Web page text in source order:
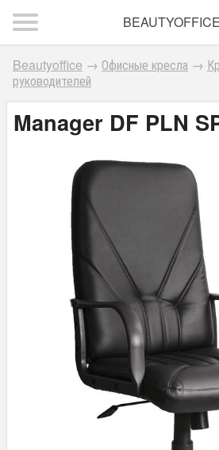
BEAUTYOFFICE
Beautyoffice → Офисные кресла →
руководителей
Manager DF PLN